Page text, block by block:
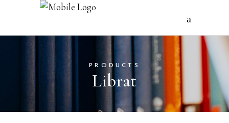
PRODUCTS
Librat